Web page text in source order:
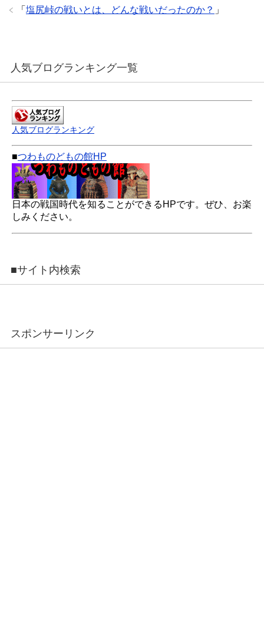
「 塩尻峠の戦いとは、どんな戦いだったのか？ 」
人気ブログランキング一覧
人気ブログランキング
■つわものどもの館HP
日本の戦国時代を知ることができるHPです。ぜひ、お楽
しみください。
■サイト内検索
スポンサーリンク